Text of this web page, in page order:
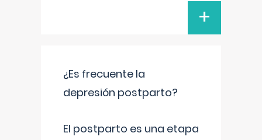
+
¿Es frecuente la
depresión postparto?
El postparto es una etapa